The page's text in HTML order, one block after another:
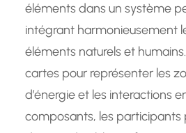
éléments dans un système
intégrant harmonieusement
éléments naturels et
cartes pour représenter les
d’énergie et les interactions
composants, les participants